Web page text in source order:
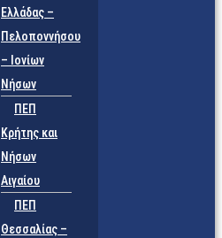
Ελλάδας –
Πελοποννήσου
– Ιονίων
Νήσων
ΠΕΠ
Κρήτης και
Νήσων
Αιγαίου
ΠΕΠ
Θεσσαλίας –